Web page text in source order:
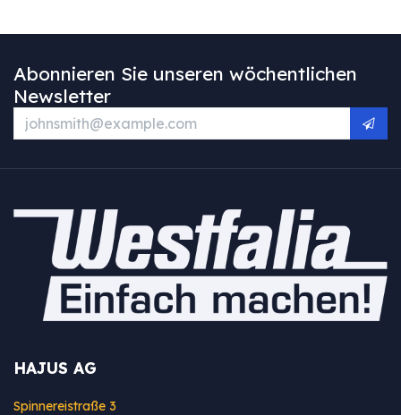
Abonnieren Sie unseren wöchentlichen
Newsletter
HAJUS AG
Spinnereistraße 3